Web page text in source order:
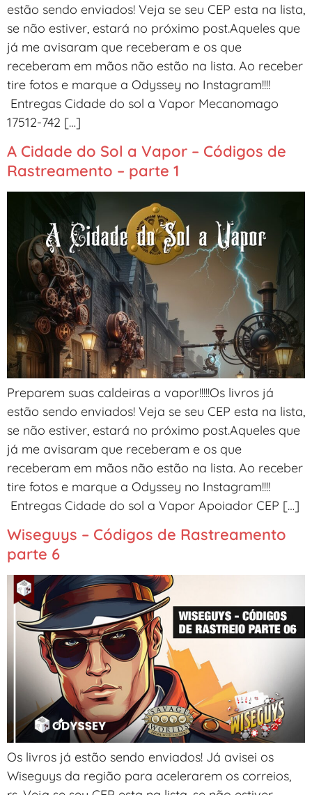
estão sendo enviados! Veja se seu CEP esta na lista,
se não estiver, estará no próximo post.Aqueles que
já me avisaram que receberam e os que
receberam em mãos não estão na lista. Ao receber
tire fotos e marque a Odyssey no Instagram!!!!
Entregas Cidade do sol a Vapor Mecanomago
17512-742 […]
A Cidade do Sol a Vapor – Códigos de
Rastreamento – parte 1
Preparem suas caldeiras a vapor!!!!!Os livros já
estão sendo enviados! Veja se seu CEP esta na lista,
se não estiver, estará no próximo post.Aqueles que
já me avisaram que receberam e os que
receberam em mãos não estão na lista. Ao receber
tire fotos e marque a Odyssey no Instagram!!!!
Entregas Cidade do sol a Vapor Apoiador CEP […]
Wiseguys – Códigos de Rastreamento
parte 6
Os livros já estão sendo enviados! Já avisei os
Wiseguys da região para acelerarem os correios,